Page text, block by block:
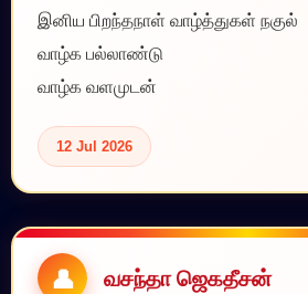
இனிய பிறந்தநாள் வாழ்த்துகள் நகுல்
வாழ்க பல்லாண்டு
வாழ்க வளமுடன்
12 Jul 2026
வசந்தா ஜெகதீசன்